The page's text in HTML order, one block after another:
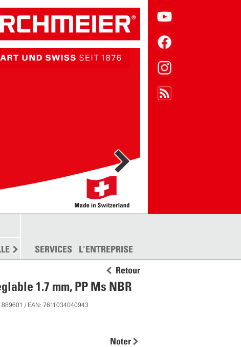
DISPERSION PLUS
SERVICES L'ENTREPRISE
Retour
1.7 mm, PP Ms NBR
/ EAN: 7611034040943
Noter